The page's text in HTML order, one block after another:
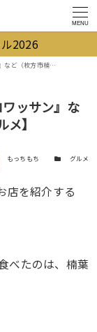
MENU
2026
）【ひらつーグルメ】
ッサン』な
】
もっちもち カテゴリー
グルメ
店を紹介する
べたのは、楠葉